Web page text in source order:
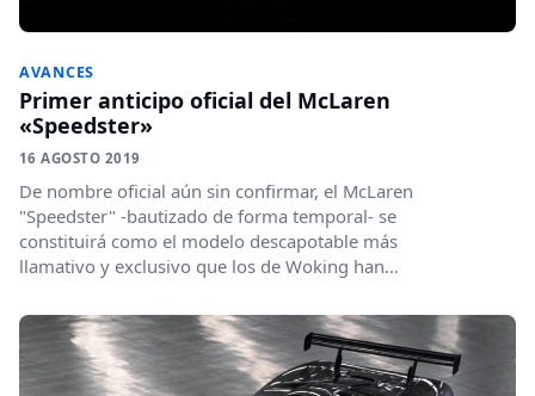
AVANCES
Primer anticipo oficial del McLaren
«Speedster»
16 AGOSTO 2019
De nombre oficial aún sin confirmar, el McLaren
"Speedster" -bautizado de forma temporal- se
constituirá como el modelo descapotable más
llamativo y exclusivo que los de Woking han...